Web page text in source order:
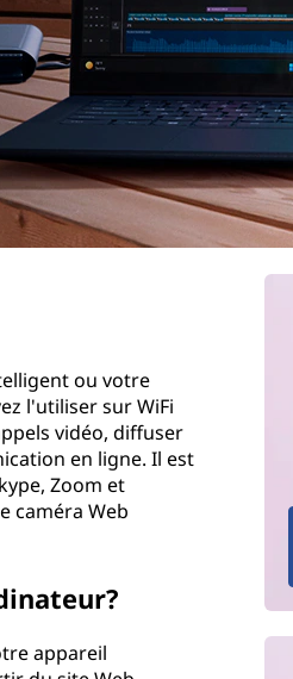
ou votre
l'utiliser sur WiFi
vidéo, diffuser
en ligne. Il est
Zoom et
caméra Web
appareil